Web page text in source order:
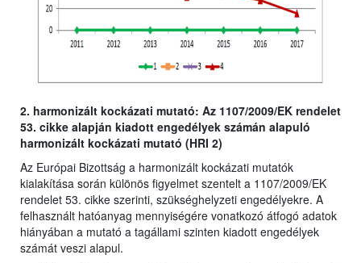
2. harmonizált kockázati mutató: Az 1107/2009/EK rendelet
53. cikke alapján kiadott engedélyek számán alapuló
harmonizált kockázati mutató (HRI 2)
Az Európai Bizottság a harmonizált kockázati mutatók
kialakítása során különös figyelmet szentelt a 1107/2009/EK
rendelet 53. cikke szerinti, szükséghelyzeti engedélyekre. A
felhasznált hatóanyag mennyiségére vonatkozó átfogó adatok
hiányában a mutató a tagállami szinten kiadott engedélyek
számát veszi alapul.